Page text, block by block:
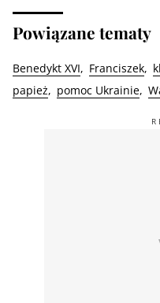
Powiązane tematy
Benedykt XVI Franciszek
papież
pomoc Ukrainie